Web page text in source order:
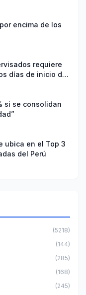
encima de los
requiere
días de inicio del
si se consolidan
ubica en el Top 3
del Perú
(5218)
(144)
(285)
(168)
(245)